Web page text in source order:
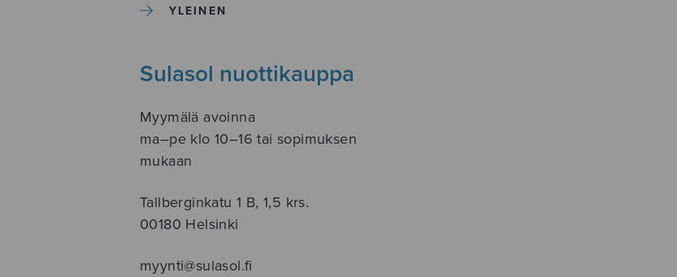
YLEINEN
Sulasol nuottikauppa
Myymälä avoinna
ma–pe klo 10–16 tai sopimuksen
mukaan
Tallberginkatu 1 B, 1,5 krs.
00180 Helsinki
myynti@sulasol.fi